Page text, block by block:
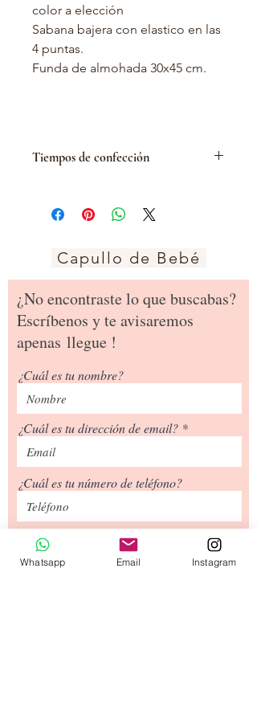
color a elección
Sabana bajera con elastico en las
4 puntas.
Funda de almohada 30x45 cm.
Tiempos de confección
especialmente para ti con medidas
exactas. Para esto nuestro taller
tiempos que podrian ser algo
entonces puedes seguir adelante.
Capullo de Bebé
¿No encontraste lo que buscabas?
Escríbenos y te avisaremos
apenas llegue !
¿Cuál es tu nombre?
¿Cuál es tu dirección de email?
¿Cuál es tu número de teléfono?
Whatsapp Email Instagram